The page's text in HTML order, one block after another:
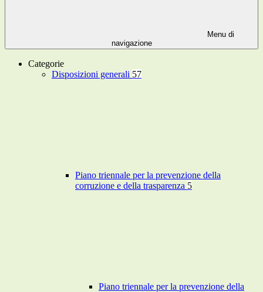
Menu di
navigazione
Categorie
Disposizioni generali 57
Piano triennale per la prevenzione della
corruzione e della trasparenza 5
Piano triennale per la prevenzione della